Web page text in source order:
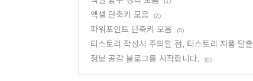
엑셀 단축키 모음 (2)
파워포인트 단축키 모음 (0)
티스토리 작성시 주의할 점, 티스토리 저품 탈출
정보 공감 블로그를 시작합니다. (0)